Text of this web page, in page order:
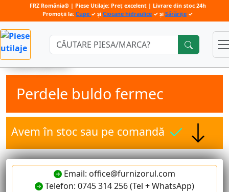
Căutare:
Perdele buldo fermec
Avem în stoc sau pe comandă
Email: office@furnizorul.com
Telefon: 0745 314 256 (Tel + WhatsApp)
FRZ România® | Piese Utilaje: Preț excelent | Livrare din stoc 24h
Promoții la: Cupe ✓ și Ciocane hidraulice ✓ și Sărărițe ✓